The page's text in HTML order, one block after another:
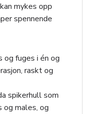
mykes opp
spennende
og fuges i én og
raskt og
spikerhull som
og males, og